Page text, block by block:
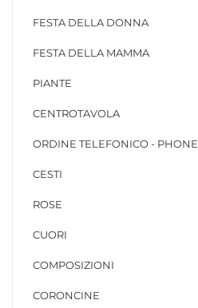
FESTA DELLA DONNA
FESTA DELLA MAMMA
PIANTE
CENTROTAVOLA
ORDINE TELEFONICO -
CESTI
ROSE
CUORI
COMPOSIZIONI
CORONCINE